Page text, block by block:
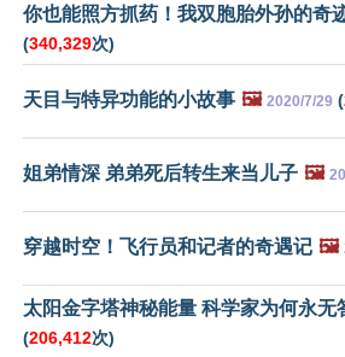
你也能照方抓药！我双胞胎外孙的奇
(340,329次)
天目与特异功能的小故事 🖼️ 2020/7/29 (
姐弟情深 弟弟死后转生来当儿子 🖼️
穿越时空！飞行员和记者的奇遇记 🖼️
太阳金字塔神秘能量 科学家为何永无
(206,412次)